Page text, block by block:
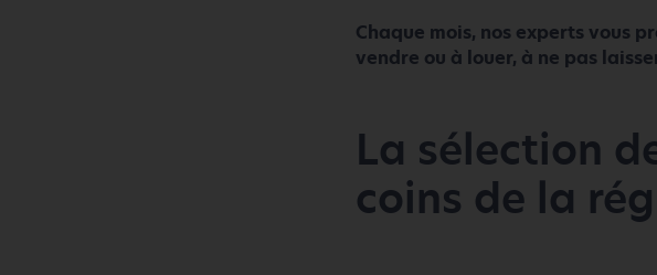
Chaque mois, nos experts vous
vendre ou à louer, à ne pas
La sélection
coins de la